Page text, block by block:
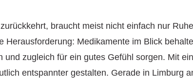
braucht meist nicht einfach nur
Medikamente im Blick
zugleich für ein gutes Gefühl sorgen. Mit
entspannter gestalten. Gerade in Limburg